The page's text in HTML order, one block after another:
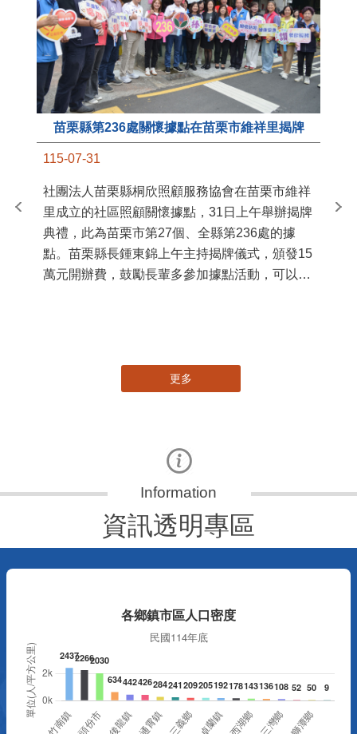
苗栗縣第236處關懷據點在苗栗市維祥里揭牌
115-07-31
社團法人苗栗縣桐欣照顧服務協會在苗栗市維祥
里成立的社區照顧關懷據點，31日上午舉辦揭牌
典禮，此為苗栗市第27個、全縣第236處的據
點。苗栗縣長鍾東錦上午主持揭牌儀式，頒發15
萬元開辦費，鼓勵長輩多參加據點活動，可以更
苗
更多
資訊透明專區